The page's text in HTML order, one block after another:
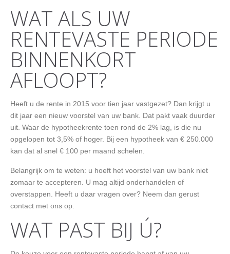
WAT ALS UW
RENTEVASTE PERIODE
BINNENKORT
AFLOOPT?
Heeft u de rente in 2015 voor tien jaar vastgezet? Dan krijgt u
dit jaar een nieuw voorstel van uw bank. Dat pakt vaak duurder
uit. Waar de hypotheekrente toen rond de 2% lag, is die nu
opgelopen tot 3,5% of hoger. Bij een hypotheek van € 250.000
kan dat al snel € 100 per maand schelen.
Belangrijk om te weten: u hoeft het voorstel van uw bank niet
zomaar te accepteren. U mag altijd onderhandelen of
overstappen. Heeft u daar vragen over? Neem dan gerust
contact met ons op.
WAT PAST BIJ Ú?